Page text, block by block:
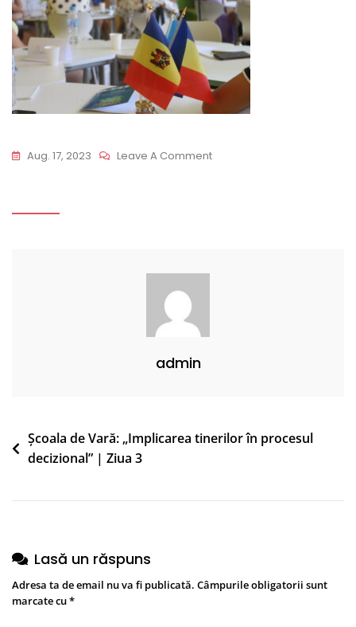
Aug. 17, 2023 Leave A CommentOn
admin
Navigare
Școala de Vară: „Implicarea tinerilor în procesul
decizional” | Ziua 3
Lasă un răspuns
Adresa ta de email nu va fi publicată. Câmpurile obligatorii sunt
marcate cu*